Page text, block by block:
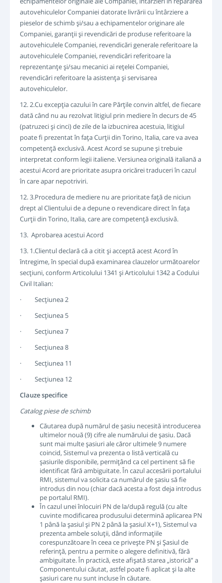
autovehiculelor Companiei datorate livrării cu întârziere a
pieselor de schimb şi/sau a echipamentelor originare ale
Companiei, garanţii şi revendicări de produse referitoare la
autovehiculele Companiei, revendicări generale referitoare la
autovehiculele Companiei, revendicări referitoare la
reprezentanţe şi/sau mecanici ai reţelei Companiei,
revendicări referitoare la asistenţa şi servisarea
autovehiculelor.
12. 2.Cu excepţia cazului în care Părţile convin altfel, de fiecare
dată când nu au rezolvat litigiul prin mediere în decurs de 45
(patruzeci şi cinci) de zile de la izbucnirea acestuia, litigiul
poate fi prezentat în faţa Curţii din Torino, Italia, care va avea
competenţă exclusivă. Acest Acord se supune şi trebuie
interpretat conform legii italiene. Versiunea originală italiană a
acestui Acord are prioritate asupra oricărei traduceri în cazul
în care apar nepotriviri.
12. 3.Procedura de mediere nu are prioritate faţă de niciun
drept al Clientului de a depune o revendicare direct în faţa
Curţii din Torino, Italia, care are competenţă exclusivă.
13. Aprobarea acestui Acord
13. 1.Clientul declară că a citit şi acceptă acest Acord în
întregime, în special după examinarea clauzelor următoarelor
secţiuni, conform Articolului 1341 şi Articolului 1342 a Codului
Civil Italian:
· Secţiunea 2
· Secţiunea 5
· Secţiunea 7
· Secţiunea 8
· Secţiunea 11
· Secţiunea 12
Clauze specifice
Catalog piese de schimb
Căutarea după numărul de şasiu necesită introducerea
ultimelor nouă (9) cifre ale numărului de şasiu. Dacă
sunt mai multe şasiuri ale căror ultimele 9 numere
coincid, Sistemul va prezenta o listă verticală cu
şasiurile disponibile, permiţând ca cel pertinent să fie
identificat fără ambiguitate. În cazul accesării portalului
RMI, sistemul va solicita ca numărul de şasiu să fie
introdus din nou (chiar dacă acesta a fost deja introdus
pe portalul RMI).
În cazul unei înlocuiri PN de la/după regulă (cu alte
cuvinte modificarea produsului determină aplicarea PN
1 până la şasiul şi PN 2 până la şasiul X+1), Sistemul va
prezenta ambele soluţii, dând informaţiile
corespunzătoare în ceea ce priveşte PN şi Şasiul de
referinţă, pentru a permite o alegere definitivă, fără
ambiguitate. În practică, este afişată starea „istorică” a
Componentului căutat, astfel poate fi aplicat şi la alte
şasiuri care nu sunt incluse în căutare.